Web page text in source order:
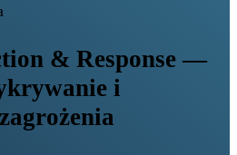
& Response —
i